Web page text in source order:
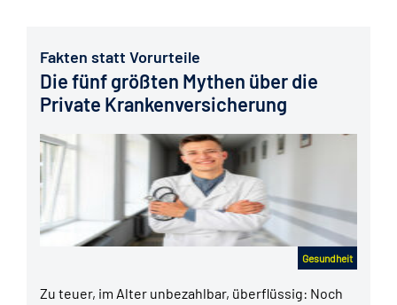
Fakten statt Vorurteile
Die fünf größten Mythen über die
Private Krankenversicherung
Gesundheit
Zu teuer, im Alter unbezahlbar, überflüssig: Noch